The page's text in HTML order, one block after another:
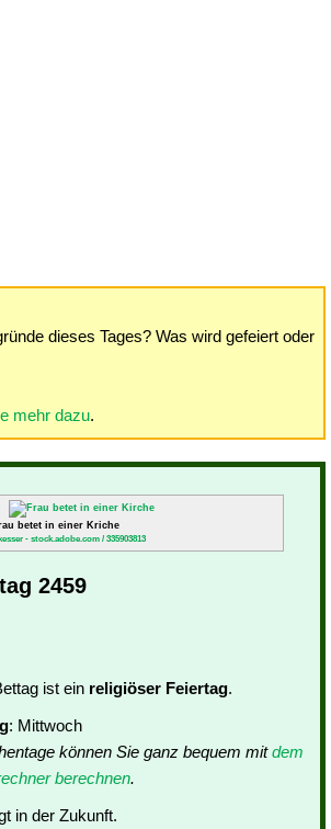
dieses Tages? Was wird gefeiert oder
mehr dazu.
betet in einer Kriche
- stock.adobe.com / 335903813
2459
ist ein religiöser Feiertag.
: Mittwoch
können Sie ganz bequem mitdem
berechnen.
in der Zukunft.